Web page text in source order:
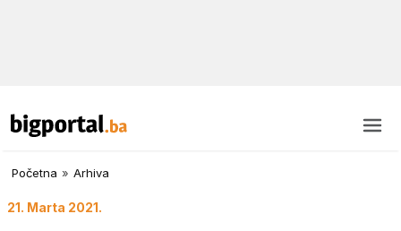
Početna » Arhiva
21. Marta 2021.